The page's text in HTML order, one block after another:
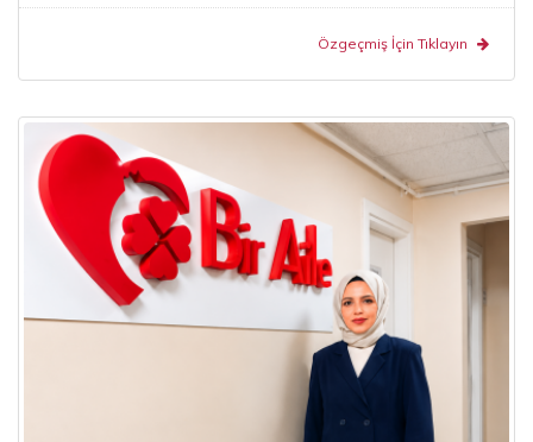
Özgeçmiş İçin Tıklayın